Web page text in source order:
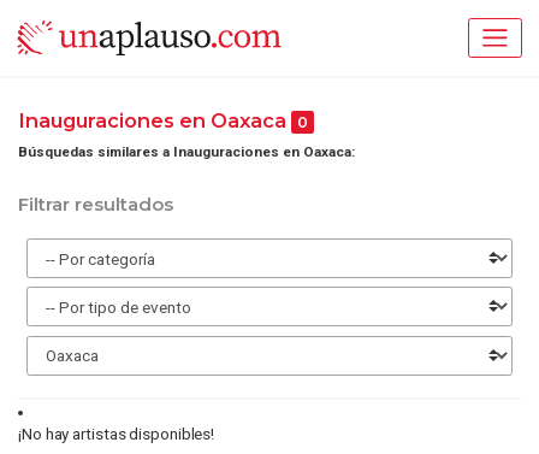
Inauguraciones en Oaxaca 0
Búsquedas similares a Inauguraciones en Oaxaca:
Filtrar resultados
¡No hay artistas disponibles!